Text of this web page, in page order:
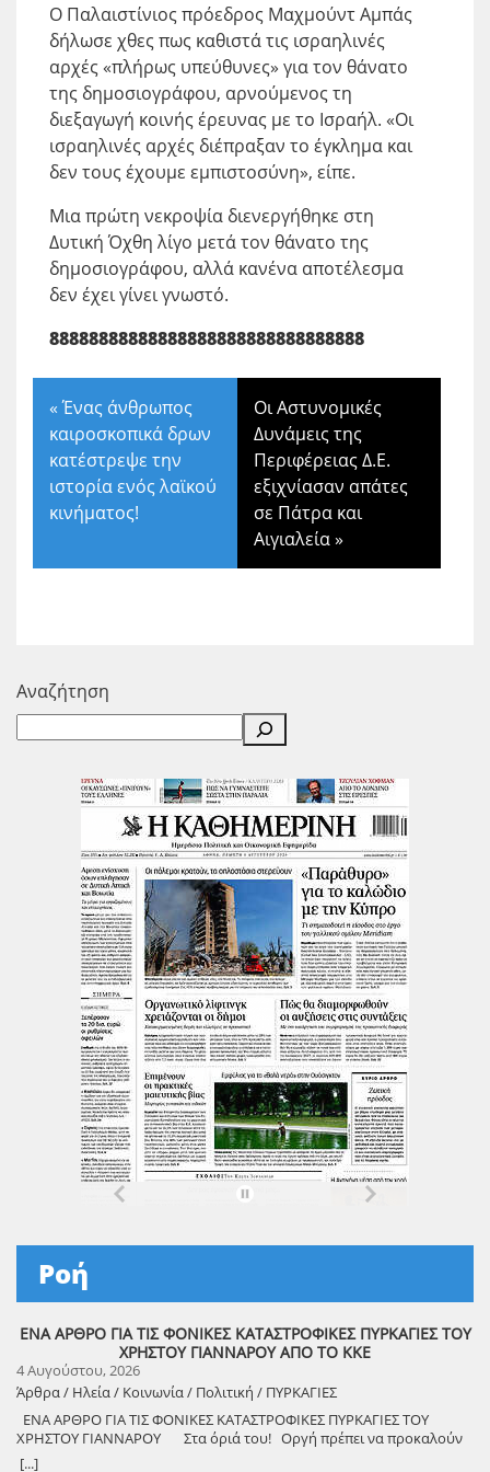
Ο Παλαιστίνιος πρόεδρος Μαχμούντ Αμπάς
δήλωσε χθες πως καθιστά τις ισραηλινές
αρχές «πλήρως υπεύθυνες» για τον θάνατο
της δημοσιογράφου, αρνούμενος τη
διεξαγωγή κοινής έρευνας με το Ισραήλ. «Οι
ισραηλινές αρχές διέπραξαν το έγκλημα και
δεν τους έχουμε εμπιστοσύνη», είπε.
Μια πρώτη νεκροψία διενεργήθηκε στη
Δυτική Όχθη λίγο μετά τον θάνατο της
δημοσιογράφου, αλλά κανένα αποτέλεσμα
δεν έχει γίνει γνωστό.
88888888888888888888888888888888
«Ένας άνθρωπος
καιροσκοπικά δρων
κατέστρεψε την
ιστορία ενός λαϊκού
κινήματος!
Οι Αστυνομικές
Δυνάμεις της
Περιφέρειας Δ.Ε.
εξιχνίασαν απάτες
σε Πάτρα και
Αιγιαλεία»
Αναζήτηση
Ροή
ΕΝΑ ΑΡΘΡΟ ΓΙΑ ΤΙΣ ΦΟΝΙΚΕΣ ΚΑΤΑΣΤΡΟΦΙΚΕΣ ΠΥΡΚΑΓΙΕΣ ΤΟΥ
ΧΡΗΣΤΟΥ ΓΙΑΝΝΑΡΟΥ ΑΠΟ ΤΟ ΚΚΕ
4 Αυγούστου, 2026
Άρθρα / Ηλεία / Κοινωνία / Πολιτική / ΠΥΡΚΑΓΙΕΣ
ΕΝΑ ΑΡΘΡΟ ΓΙΑ ΤΙΣ ΦΟΝΙΚΕΣ ΚΑΤΑΣΤΡΟΦΙΚΕΣ ΠΥΡΚΑΓΙΕΣ ΤΟΥ
ΧΡΗΣΤΟΥ ΓΙΑΝΝΑΡΟΥ Στα όριά του! Οργή πρέπει να προκαλούν
τα αναμασήματα του πρωθυπουργού και κυβερνητικών στελεχών,
[...]